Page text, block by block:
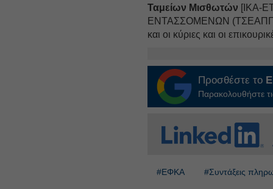
Ταμείων Μισθωτών [ΙΚΑ-
ΕΝΤΑΣΣΟΜΕΝΩΝ
και οι κύριες και οι
Προσθέστε το
Παρακολουθήστε
#ΕΦΚΑ #Συντάξεις